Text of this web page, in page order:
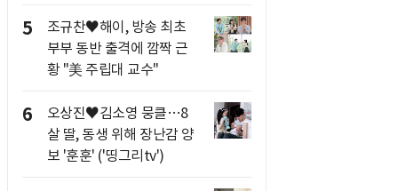
5
조규찬♥해이, 방송 최초
부부 동반 출격에 깜짝 근
황 "美 주립대 교수"
6
오상진♥김소영 뭉클…8
살 딸, 동생 위해 장난감 양
보 '훈훈' ('띵그리tv')